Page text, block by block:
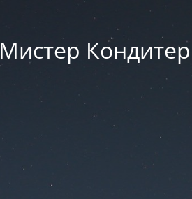
Мистер